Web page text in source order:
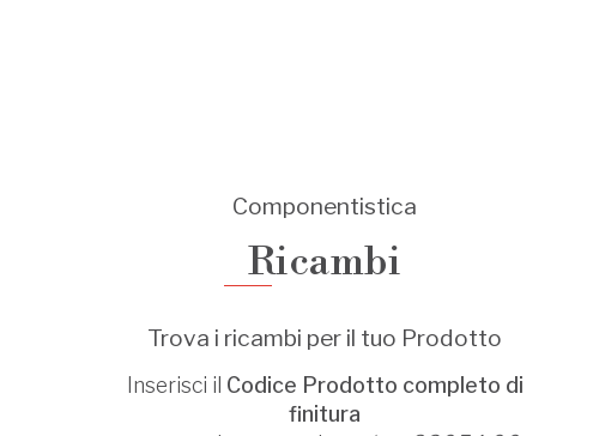
Componentistica
Ricambi
Trova i ricambi per il tuo Prodotto
Inserisci il Codice Prodotto completo di
finitura